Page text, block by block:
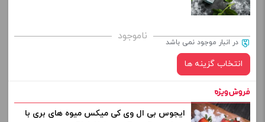
برای فعال شدن سبد خرید و نمایش قیمت ، گزینه های محصول را
از کادر بالا انتخاب کنید.
+
افزودن به سبد خرید
ناموجود در انبار موجود نمی باشد
انتخاب گزینه ها
نیکوتین:
ایجوس بی ال وی کی میکس میوه های بری با